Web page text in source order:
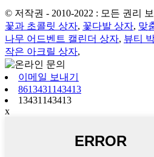
© 저작권 - 2010-2022 : 모든 권리
꽃과 초콜릿 상자, 꽃다발 상자, 맞
나무 어드벤트 캘린더 상자, 뷰티
작은 아크릴 상자,
이메일 보내기
8613431143413
13431143413
x